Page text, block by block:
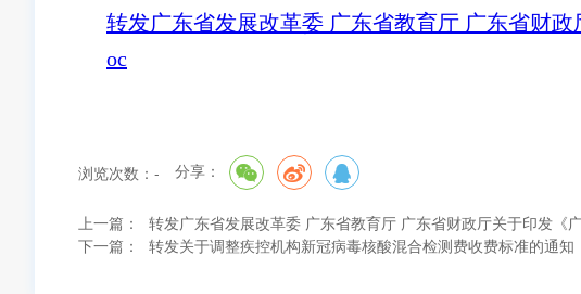
转发广东省发展改革委 广东省教育厅 广东省财
oc
浏览次数： - 分享：
上一篇：
转发广东省发展改革委 广东省教育厅 广东省财政厅关于印发
下一篇：
转发关于调整疾控机构新冠病毒核酸混合检测费收费标准的通知